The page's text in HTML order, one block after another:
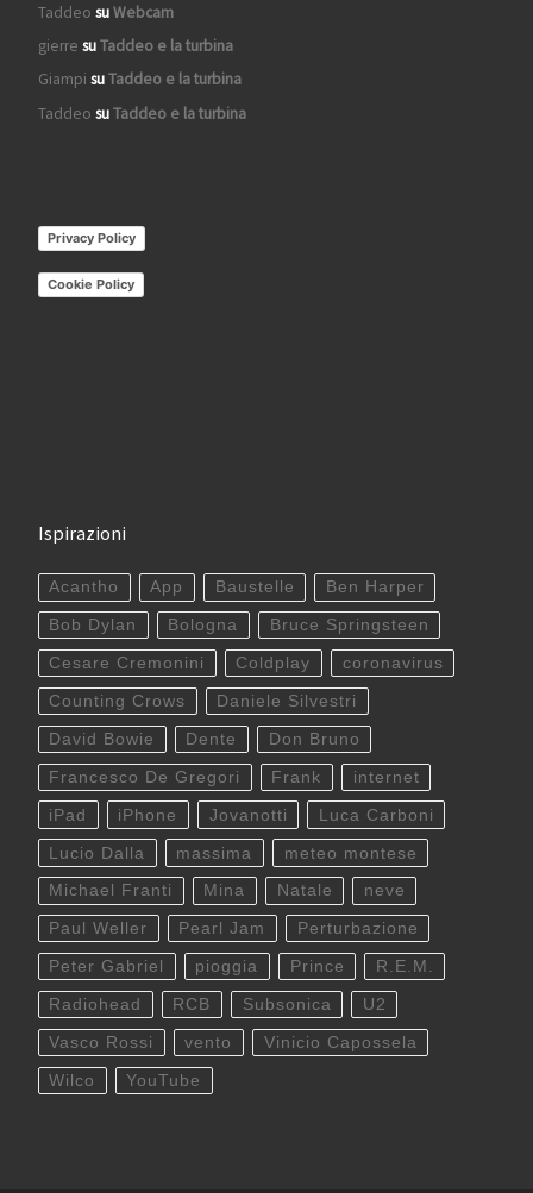
Taddeo suWebcam
gierre suTaddeo e la turbina
Giampi suTaddeo e la turbina
Taddeo suTaddeo e la turbina
Privacy Policy
Cookie Policy
Ispirazioni
Acantho App Baustelle Ben Harper
Bob Dylan Bologna Bruce Springsteen
Cesare Cremonini Coldplay coronavirus
Counting Crows Daniele Silvestri
David Bowie Dente Don Bruno
Francesco De Gregori Frank internet
iPad iPhone Jovanotti Luca Carboni
Lucio Dalla massima meteo montese
Michael Franti Mina Natale neve
Paul Weller Pearl Jam Perturbazione
Peter Gabriel pioggia Prince R.E.M.
Radiohead RCB Subsonica U2
Vasco Rossi vento Vinicio Capossela
Wilco YouTube